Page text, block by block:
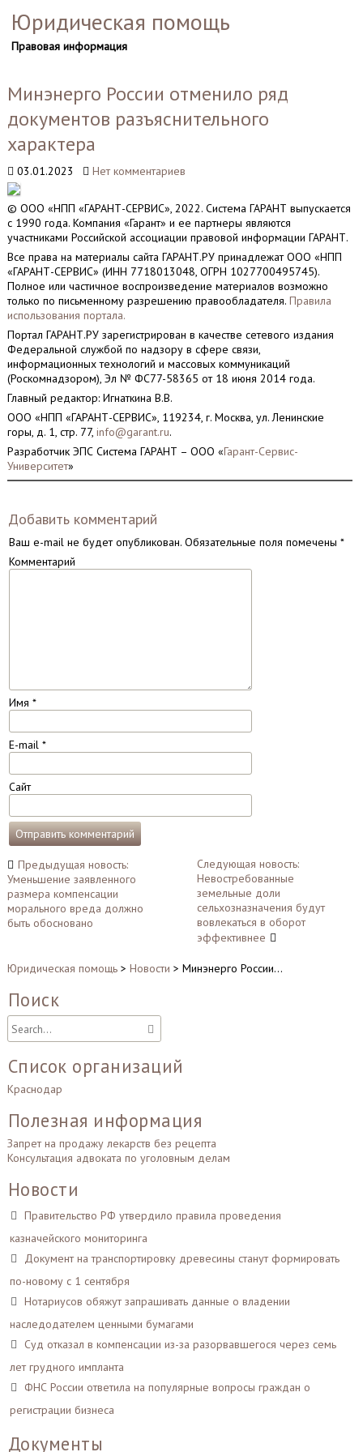
Юридическая помощь
Правовая информация
Минэнерго России отменило ряд
документов разъяснительного
характера
03.01.2023 Нет комментариев
© ООО «НПП «ГАРАНТ-СЕРВИС», 2022. Система ГАРАНТ выпускается
с 1990 года. Компания «Гарант» и ее партнеры являются
участниками Российской ассоциации правовой информации ГАРАНТ.
Все права на материалы сайта ГАРАНТ.РУ принадлежат ООО «НПП
«ГАРАНТ-СЕРВИС» (ИНН 7718013048, ОГРН 1027700495745).
Полное или частичное воспроизведение материалов возможно
только по письменному разрешению правообладателя. Правила
использования портала.
Портал ГАРАНТ.РУ зарегистрирован в качестве сетевого издания
Федеральной службой по надзору в сфере связи,
информационных технологий и массовых коммуникаций
(Роскомнадзором), Эл № ФС77-58365 от 18 июня 2014 года.
Главный редактор: Игнаткина В.В.
ООО «НПП «ГАРАНТ-СЕРВИС», 119234, г. Москва, ул. Ленинские
горы, д. 1, стр. 77, info@garant.ru.
Разработчик ЭПС Система ГАРАНТ – ООО «Гарант-Сервис-
Университет»
Добавить комментарий
Ваш e-mail не будет опубликован.Обязательные поля помечены *
Комментарий
Имя *
E-mail *
Сайт
Навигация
по
записям
Предыдущая новость:
Уменьшение заявленного
размера компенсации
морального вреда должно
быть обосновано
Следующая новость:
Невостребованные
земельные доли
сельхозназначения будут
вовлекаться в оборот
эффективнее
Юридическая помощь> Новости > Минэнерго России…
Поиск
Список организаций
Краснодар
Полезная информация
Запрет на продажу лекарств без рецепта
Консультация адвоката по уголовным делам
Новости
Правительство РФ утвердило правила проведения
казначейского мониторинга
Документ на транспортировку древесины станут формировать
по-новому с 1 сентября
Нотариусов обяжут запрашивать данные о владении
наследодателем ценными бумагами
Суд отказал в компенсации из-за разорвавшегося через семь
лет грудного импланта
ФНС России ответила на популярные вопросы граждан о
регистрации бизнеса
Документы